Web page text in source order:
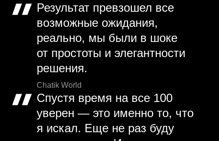
Результат превзошел все
возможные ожидания,
реально, мы были в шоке
от простоты и элегантности
решения.
Chatik World
Спустя время на все 100
уверен — это именно то, что
я искал. Еще не раз буду